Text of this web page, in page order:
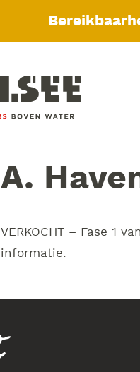
A.
VERKOCHT – Fase 1
informatie.